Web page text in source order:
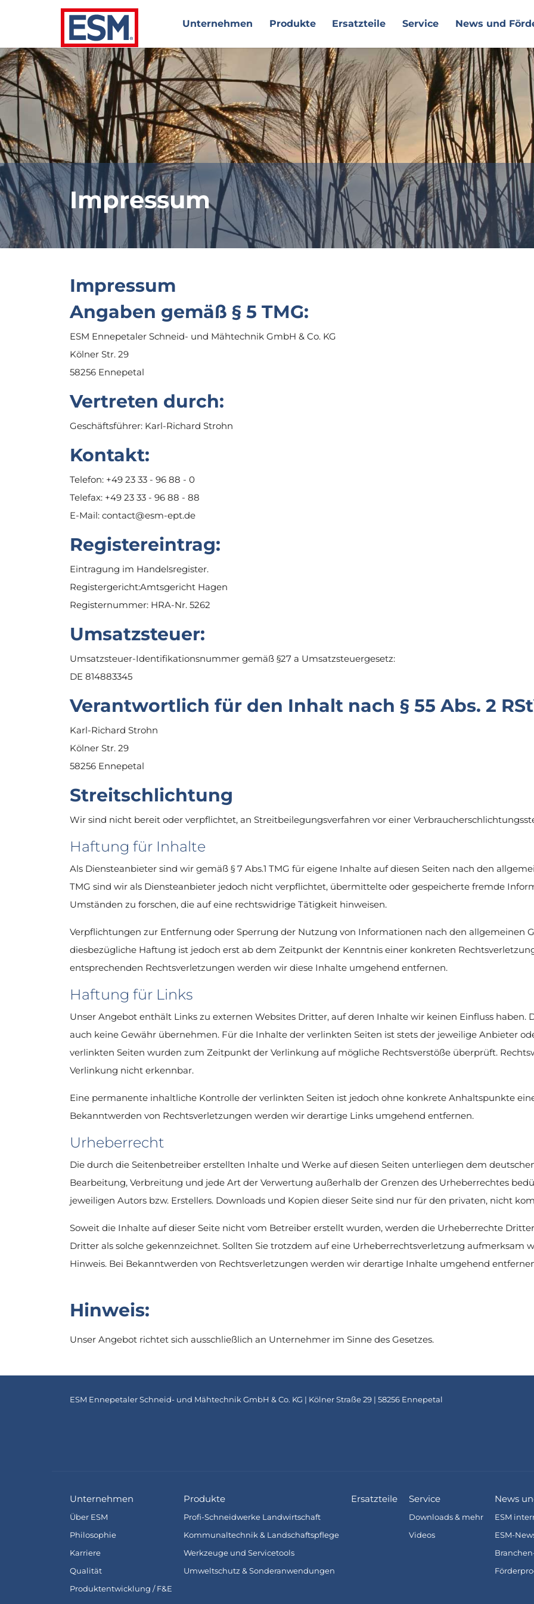
Unternehmen Produkte Ersatzteile Service News und
Impressum
Impressum
Angaben gemäß § 5 TMG:
ESM Ennepetaler Schneid- und Mähtechnik GmbH & Co. KG
Kölner Str. 29
58256 Ennepetal
Vertreten durch:
Geschäftsführer: Karl-Richard Strohn
Kontakt:
Telefon: +49 23 33 - 96 88 - 0
Telefax: +49 23 33 - 96 88 - 88
E-Mail: contact@esm-ept.de
Registereintrag:
Eintragung im Handelsregister.
Registergericht:Amtsgericht Hagen
Registernummer: HRA-Nr. 5262
Umsatzsteuer:
Umsatzsteuer-Identifikationsnummer gemäß §27 a Umsatzsteuergesetz:
DE 814883345
Verantwortlich für den Inhalt nach § 55 Abs. 2
Karl-Richard Strohn
Kölner Str. 29
58256 Ennepetal
Streitschlichtung
Wir sind nicht bereit oder verpflichtet, an Streitbeilegungsverfahren vor einer
Haftung für Inhalte
Als Diensteanbieter sind wir gemäß § 7 Abs.1 TMG für eigene Inhalte auf diesen Seiten nach den
TMG sind wir als Diensteanbieter jedoch nicht verpflichtet, übermittelte oder gespeicherte fremde
Umständen zu forschen, die auf eine rechtswidrige Tätigkeit hinweisen.
Verpflichtungen zur Entfernung oder Sperrung der Nutzung von Informationen nach den allgemeinen
diesbezügliche Haftung ist jedoch erst ab dem Zeitpunkt der Kenntnis einer konkreten
entsprechenden Rechtsverletzungen werden wir diese Inhalte umgehend entfernen.
Haftung für Links
Unser Angebot enthält Links zu externen Websites Dritter, auf deren Inhalte wir keinen Einfluss
auch keine Gewähr übernehmen. Für die Inhalte der verlinkten Seiten ist stets der jeweilige Anbieter
verlinkten Seiten wurden zum Zeitpunkt der Verlinkung auf mögliche Rechtsverstöße überprüft.
Verlinkung nicht erkennbar.
Eine permanente inhaltliche Kontrolle der verlinkten Seiten ist jedoch ohne konkrete Anhaltspunkte
Bekanntwerden von Rechtsverletzungen werden wir derartige Links umgehend entfernen.
Urheberrecht
Die durch die Seitenbetreiber erstellten Inhalte und Werke auf diesen Seiten unterliegen dem
Bearbeitung, Verbreitung und jede Art der Verwertung außerhalb der Grenzen des Urheberrechtes
jeweiligen Autors bzw. Erstellers. Downloads und Kopien dieser Seite sind nur für den privaten, nicht
Soweit die Inhalte auf dieser Seite nicht vom Betreiber erstellt wurden, werden die Urheberrechte
Dritter als solche gekennzeichnet. Sollten Sie trotzdem auf eine Urheberrechtsverletzung aufmerksam
Hinweis. Bei Bekanntwerden von Rechtsverletzungen werden wir derartige Inhalte umgehend
Hinweis:
Unser Angebot richtet sich ausschließlich an Unternehmer im Sinne des Gesetzes.
ESM Ennepetaler Schneid- und Mähtechnik GmbH & Co. KG | Kölner Straße 29 | 58256 Ennepetal
Unternehmen
Über ESM
Philosophie
Karriere
Qualität
Produktentwicklung / F&E
Produkte
Profi-Schneidwerke Landwirtschaft
Kommunaltechnik & Landschaftspflege
Werkzeuge und Servicetools
Umweltschutz & Sonderanwendungen
Ersatzteile Service
Downloads & mehr
Videos
News
ESM
ESM-